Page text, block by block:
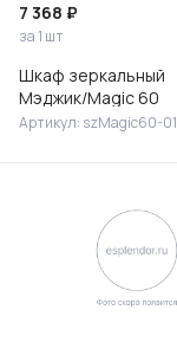
7 368 ₽
за 1 шт
Шкаф зеркальный
Мэджик/Magic 60
Артикул: szMagic60-01